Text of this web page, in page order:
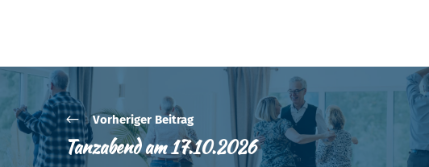
Vorheriger Beitrag
Tanzabend am 17.10.2026